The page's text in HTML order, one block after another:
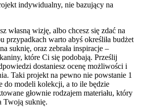
indywidualny, nie bazujący na
własną wizję, albo chcesz się zdać na
przypadkach warto abyś określiła budżet
suknię, oraz zebrała inspiracje –
które Ci się podobają. Prześlij
dostaniesz ocenę możliwości i
Taki projekt na pewno nie powstanie 1
do modeli kolekcji, a to ile będzie
głownie rodzajem materiału, który
Twoją suknię.